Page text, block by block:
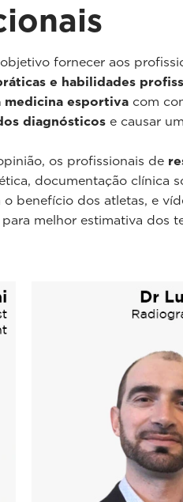
fornecer aos
e habilidades
medicina esportiva com
diagnósticos e causar um
os profissionais de
documentação clínica
o benefício dos atletas, e
melhor estimativa dos